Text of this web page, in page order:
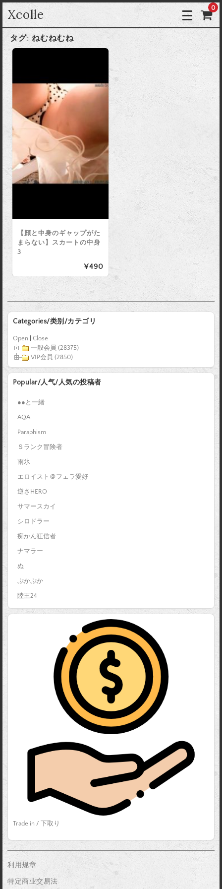
Xcolle 0
タグ: ねむねむね
【顔と中身のギャップがた
まらない】スカートの中身
3
¥490
Categories/类别/カテゴリ
Open
Close
一般会員 (28375)
VIP会員 (2850)
Popular/人气/人気の投稿者
●●と一緒
AQA
Paraphism
Ｓランク冒険者
雨氷
エロイスト＠フェラ愛好
逆さHERO
サマースカイ
シロドラー
痴かん狂信者
ナマラー
ぬ
ぷかぷか
陸王24
Trade in / 下取り
利用规章
特定商业交易法